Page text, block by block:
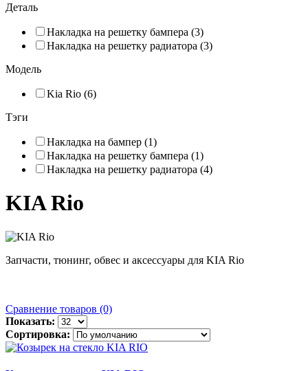
Деталь
Накладка на решетку бампера (3)
Накладка на решетку радиатора (3)
Модель
Kia Rio (6)
Тэги
Накладка на бампер (1)
Накладка на решетку бампера (1)
Накладка на решетку радиатора (4)
KIA Rio
Запчасти, тюнинг, обвес и аксессуары для KIA Rio
Сравнение товаров (0)
Показать:
Сортировка: